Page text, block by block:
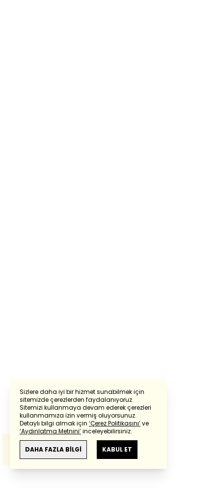
Sizlere daha iyi bir hizmet sunabilmek için
sitemizde çerezlerden faydalanıyoruz.
Sitemizi kullanmaya devam ederek çerezleri
kullanmamıza izin vermiş oluyorsunuz.
Detaylı bilgi almak için ‘Çerez Politikasını’ve
‘Aydınlatma Metnini’inceleyebilirsiniz.
DAHA FAZLA BİLGİ KABUL ET
Powered by Translate
Bu çevirideGoogle Transletekullanılmıştır.
Anlam ve çeviri hatalarından
haberturk.com
sorumlu değildir.